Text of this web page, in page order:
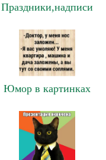
Праздники,надписи
Юмор в картинках